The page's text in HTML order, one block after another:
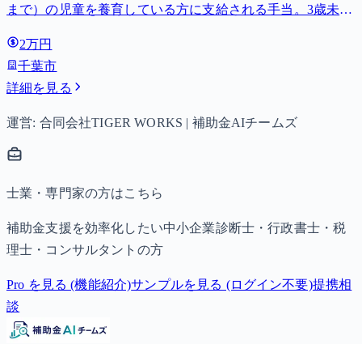
まで）の児童を養育している方に支給される手当。3歳未満
子以降は15,000円）、中学生は月額10,000円。
2万円
千葉市
詳細を見る
運営: 合同会社TIGER WORKS | 補助金AIチームズ
士業・専門家の方はこちら
補助金支援を効率化したい中小企業診断士・行政書士・税
理士・コンサルタントの方
Pro を見る (機能紹介)サンプルを見る (ログイン不要)提携相
談